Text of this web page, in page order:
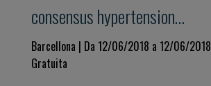
consensus hypertension
guidelines?
Barcellona | Da 12/06/2018 a 12/06/2018
Gratuita